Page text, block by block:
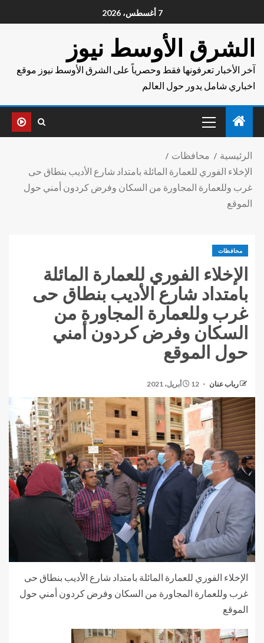
7 أغسطس، 2026
الشرق الأوسط نيوز
آخر الأخبار تعرفونها فقط وحصرياً على الشرق الأوسط نيوز موقع
اخباري شامل يدور حول العالم
الرئيسية
محافظات
الإخلاء الفوري للعمارة المائلة بامتداد شارع الأديب بنطاق حى
غرب وللعمارة المجاورة من السكان وفرض كردون أمني حول
الموقع
محافظات
الإخلاء الفوري للعمارة المائلة
بامتداد شارع الأديب بنطاق حى
غرب وللعمارة المجاورة من
السكان وفرض كردون أمني
حول الموقع
رباب عنان 12 أبريل، 2021
الإخلاء الفوري للعمارة المائلة بامتداد شارع الأديب بنطاق حى
غرب وللعمارة المجاورة من السكان وفرض كردون أمني حول
الموقع